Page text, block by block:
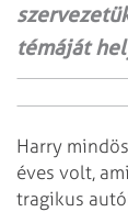
témáját
Harry
éves volt,
tragikus